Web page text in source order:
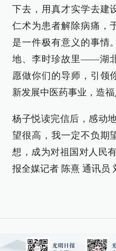
下去，用真才实学去建
仁术为患者解除病痛，
是一件极有意义的事情
地、李时珍故里——湖
愿做你们的导师，引领
新发展中医药事业，造
杨子悦读完信后，感动
望很高，我一定不负期
想，成为对祖国对人民
报全媒记者 陈熹 通讯员